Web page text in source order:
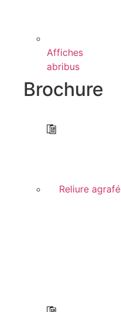
Affiches
abribus
Brochure
Reliure agrafé